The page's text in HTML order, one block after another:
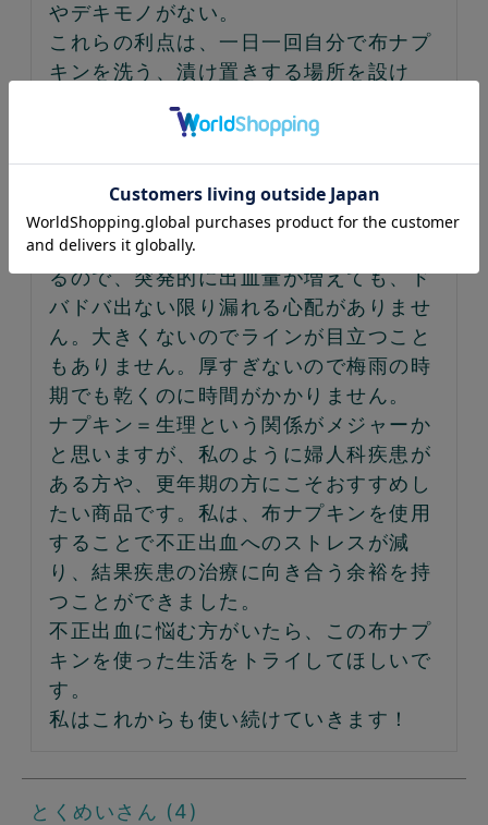
やデキモノがない。
これらの利点は、一日一回自分で布ナプ
キンを洗う、漬け置きする場所を設け
る、というデメリットが霞むほどのもの
最初は出血量と布ナプキンの折り合いが
分からず各種布ナプキンを追加購入しま
したが、今は布ナプキンひし型プラスで
落ち着きました。防水シートが入ってい
るので、突発的に出血量が増えても、ド
バドバ出ない限り漏れる心配がありませ
ん。大きくないのでラインが目立つこと
もありません。厚すぎないので梅雨の時
期でも乾くのに時間がかかりません。
ナプキン＝生理という関係がメジャーか
と思いますが、私のように婦人科疾患が
ある方や、更年期の方にこそおすすめし
たい商品です。私は、布ナプキンを使用
することで不正出血へのストレスが減
り、結果疾患の治療に向き合う余裕を持
つことができました。
不正出血に悩む方がいたら、この布ナプ
キンを使った生活をトライしてほしいで
す。
私はこれからも使い続けていきます！
とくめい 4